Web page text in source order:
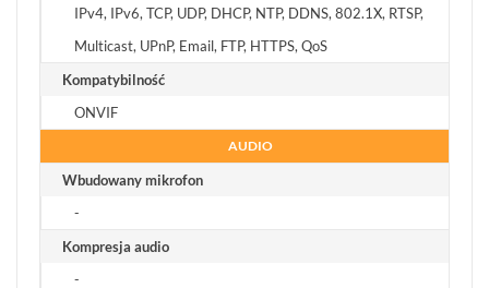
IPv4, IPv6, TCP, UDP, DHCP, NTP, DDNS, 802.1X, RTSP,
Multicast, UPnP, Email, FTP, HTTPS, QoS
Kompatybilność
ONVIF
AUDIO
Wbudowany mikrofon
-
Kompresja audio
-